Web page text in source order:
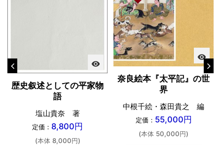
visibility
歴史叙述としての平家物
語
塩山貴奈 著
定価： 8,800円
(本体 8,000円)
visibility
奈良絵本『太平記』の世
界
中根千絵・森田貴之 編
定価： 55,000円
(本体 50,000円)